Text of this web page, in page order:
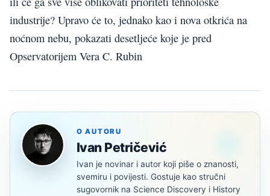
industrije? Upravo će to, jednako kao i nova otkrića na
noćnom nebu, pokazati desetljeće koje je pred
Opservatorijem Vera C. Rubin
O AUTORU
Ivan Petričević
Ivan je novinar i autor koji piše o znanosti,
svemiru i povijesti. Gostuje kao stručni
sugovornik na Science Discovery i History